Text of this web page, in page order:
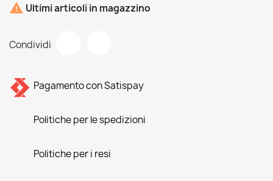
 Ultimi articoli in magazzino
Condividi
Pagamento con Satispay
Politiche per le spedizioni
Politiche per i resi